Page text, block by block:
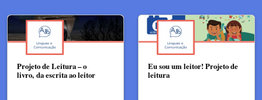
Projeto de Leitura – o
livro, da escrita ao leitor
Eu sou um leitor! Projeto de
leitura